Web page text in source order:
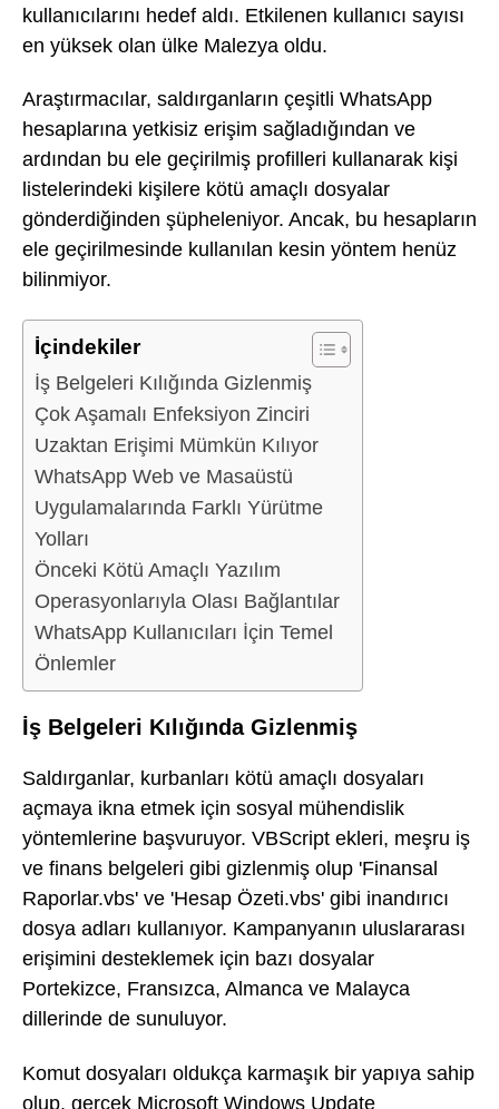
kullanıcılarını hedef aldı. Etkilenen kullanıcı sayısı
en yüksek olan ülke Malezya oldu.
Araştırmacılar, saldırganların çeşitli WhatsApp
hesaplarına yetkisiz erişim sağladığından ve
ardından bu ele geçirilmiş profilleri kullanarak kişi
listelerindeki kişilere kötü amaçlı dosyalar
gönderdiğinden şüpheleniyor. Ancak, bu hesapların
ele geçirilmesinde kullanılan kesin yöntem henüz
bilinmiyor.
İçindekiler
İş Belgeleri Kılığında Gizlenmiş
Çok Aşamalı Enfeksiyon Zinciri
Uzaktan Erişimi Mümkün Kılıyor
WhatsApp Web ve Masaüstü
Uygulamalarında Farklı Yürütme
Yolları
Önceki Kötü Amaçlı Yazılım
Operasyonlarıyla Olası Bağlantılar
WhatsApp Kullanıcıları İçin Temel
Önlemler
İş Belgeleri Kılığında Gizlenmiş
Saldırganlar, kurbanları kötü amaçlı dosyaları
açmaya ikna etmek için sosyal mühendislik
yöntemlerine başvuruyor. VBScript ekleri, meşru iş
ve finans belgeleri gibi gizlenmiş olup 'Finansal
Raporlar.vbs' ve 'Hesap Özeti.vbs' gibi inandırıcı
dosya adları kullanıyor. Kampanyanın uluslararası
erişimini desteklemek için bazı dosyalar
Portekizce, Fransızca, Almanca ve Malayca
dillerinde de sunuluyor.
Komut dosyaları oldukça karmaşık bir yapıya sahip
olup, gerçek Microsoft Windows Update